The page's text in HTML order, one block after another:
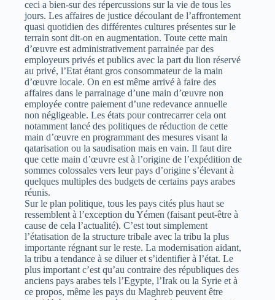
ceci a bien-sur des répercussions sur la vie de tous les
jours. Les affaires de justice découlant de l’affrontement
quasi quotidien des différentes cultures présentes sur le
terrain sont dit-on en augmentation. Toute cette main
d’œuvre est administrativement parrainée par des
employeurs privés et publics avec la part du lion réservé
au privé, l’Etat étant gros consommateur de la main
d’œuvre locale. On en est même arrivé à faire des
affaires dans le parrainage d’une main d’œuvre non
employée contre paiement d’une redevance annuelle
non négligeable. Les états pour contrecarrer cela ont
notamment lancé des politiques de réduction de cette
main d’œuvre en programmant des mesures visant la
qatarisation ou la saudisation mais en vain. Il faut dire
que cette main d’œuvre est à l’origine de l’expédition de
sommes colossales vers leur pays d’origine s’élevant à
quelques multiples des budgets de certains pays arabes
réunis.
Sur le plan politique, tous les pays cités plus haut se
ressemblent à l’exception du Yémen (faisant peut-être à
cause de cela l’actualité). C’est tout simplement
l’étatisation de la structure tribale avec la tribu la plus
importante régnant sur le reste. La modernisation aidant,
la tribu a tendance à se diluer et s’identifier à l’état. Le
plus important c’est qu’au contraire des républiques des
anciens pays arabes tels l’Egypte, l’Irak ou la Syrie et à
ce propos, même les pays du Maghreb peuvent être